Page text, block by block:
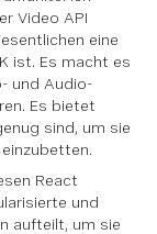
Video API
eine
ist. Es macht es
und Audio-
Es bietet
sind, um sie
React
und
aufteilt, um sie